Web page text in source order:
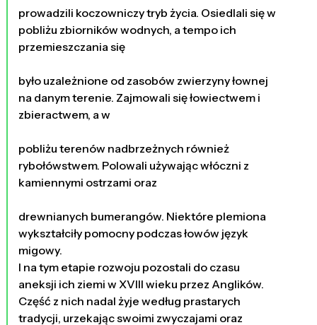
prowadzili koczowniczy tryb życia. Osiedlali się w
pobliżu zbiorników wodnych, a tempo ich
przemieszczania się
było uzależnione od zasobów zwierzyny łownej
na danym terenie. Zajmowali się łowiectwem i
zbieractwem, a w
pobliżu terenów nadbrzeżnych również
rybołówstwem. Polowali używając włóczni z
kamiennymi ostrzami oraz
drewnianych bumerangów. Niektóre plemiona
wykształciły pomocny podczas łowów język
migowy.
I na tym etapie rozwoju pozostali do czasu
aneksji ich ziemi w XVIII wieku przez Anglików.
Część z nich nadal żyje według prastarych
tradycji, urzekając swoimi zwyczajami oraz